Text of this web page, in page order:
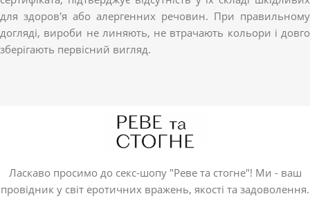
для здоров'я або алергенних речовин. При правильному
догляді, вироби не линяють, не втрачають кольори і довго
зберігають первісний вигляд.
Ласкаво просимо до секс-шопу "Реве та стогне"! Ми - ваш
провідник у світ еротичних вражень, якості та задоволення.